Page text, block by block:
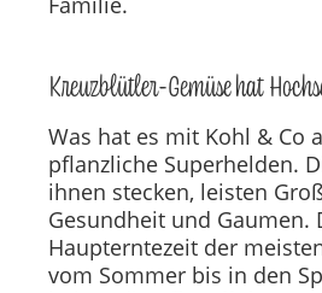
Kreuzblütler-Gemüse hat
Was hat es mit Kohl & Co
pflanzliche Superhelden.
ihnen stecken, leisten
Gesundheit und Gaumen.
Haupterntezeit der
vom Sommer bis in den